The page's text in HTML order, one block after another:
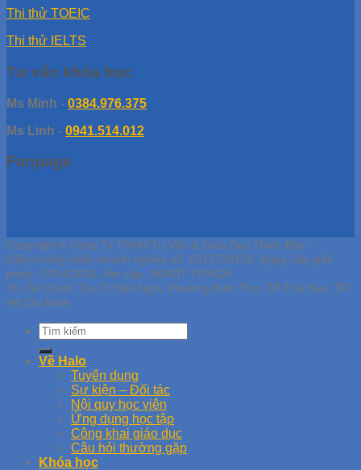
Thi thử TOEIC
Thi thử IELTS
Tư vấn khóa học
Ms Minh - 0384.976.375
Ms Linh - 0941.514.012
Fanpage
Copyright © Công Ty TNHH Tư Vấn & Giáo Dục Thiên Bảo
Giấy chứng nhận doanh nghiệp số: 0313739102, Ngày cấp giấy
phép: 07/04/2016, Nơi cấp: SKHDT TP.HCM
Trụ Sở Chính Tại 70 Hữu Nghị, Phường Bình Thọ, TP Thủ Đức, TP
Hồ Chí Minh
Về Halo
Tuyển dụng
Sự kiện – Đối tác
Nội quy học viên
Ứng dụng học tập
Công khai giáo dục
Câu hỏi thường gặp
Khóa học